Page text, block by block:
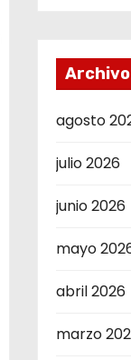
Archivo
agosto
julio 2026
junio 2026
mayo
abril 2026
marzo